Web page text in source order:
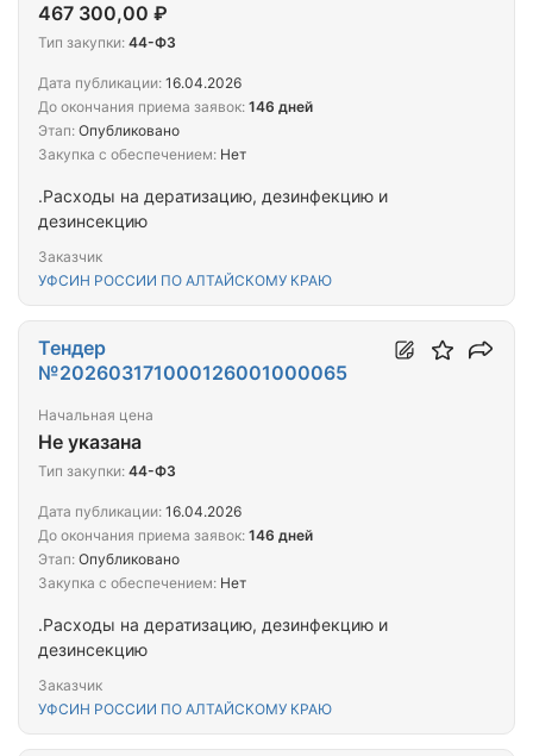
.Расходы на дератизацию, дезинфекцию и
дезинсекцию
Заказчик
УФСИН РОССИИ ПО АЛТАЙСКОМУ КРАЮ
467 300,00 ₽
Тип закупки: 44-ФЗ
Дата публикации: 16.04.2026
До окончания приема заявок: 146 дней
Этап: Опубликовано
Закупка с обеспечением: Нет
.Расходы на дератизацию, дезинфекцию и
дезинсекцию
Заказчик
УФСИН РОССИИ ПО АЛТАЙСКОМУ КРАЮ
Тендер
№202603171000126001000065
Начальная цена
Не указана
Тип закупки: 44-ФЗ
Дата публикации: 16.04.2026
До окончания приема заявок: 146 дней
Этап: Опубликовано
Закупка с обеспечением: Нет